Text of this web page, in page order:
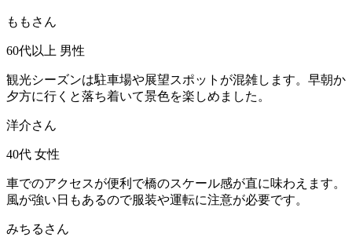
ももさん
60代以上 男性
観光シーズンは駐車場や展望スポットが混雑します。早朝か
夕方に行くと落ち着いて景色を楽しめました。
洋介さん
40代 女性
車でのアクセスが便利で橋のスケール感が直に味わえます。
風が強い日もあるので服装や運転に注意が必要です。
みちるさん